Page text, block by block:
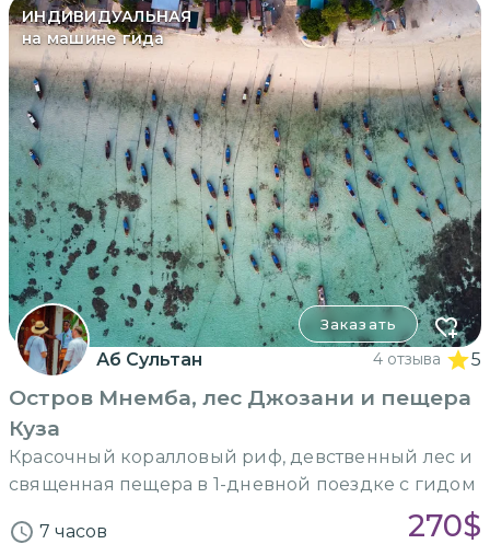
ИНДИВИДУАЛЬНАЯ
на машине гида
Заказать
Аб Сультан 4 отзыва 5
Остров Мнемба, лес Джозани и пещера
Куза
Красочный коралловый риф, девственный лес и
священная пещера в 1-дневной поездке с гидом
7 часов 270$